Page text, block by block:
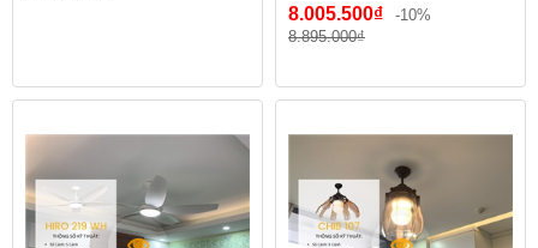
8.005.500₫
-10%
8.895.000₫